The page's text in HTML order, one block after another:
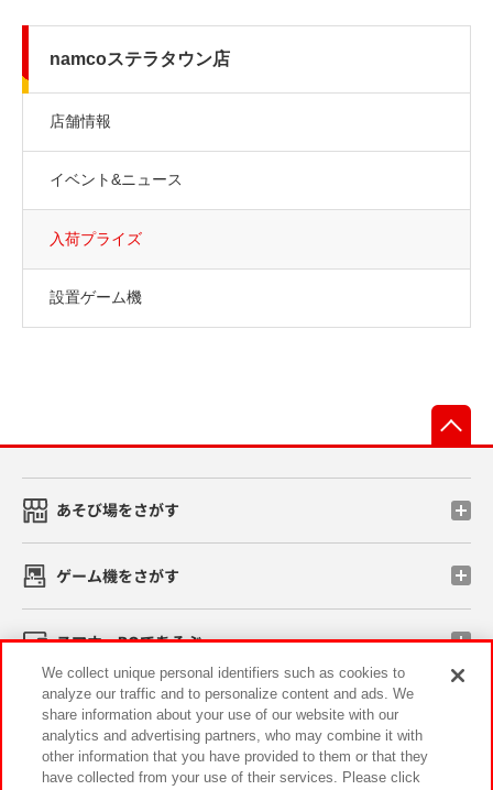
namcoステラタウン店
店舗情報
イベント&ニュース
入荷プライズ
設置ゲーム機
あそび場をさがす
ゲーム機をさがす
スマホ・PCであそぶ
イベント・キャンペーン
We collect unique personal identifiers such as cookies to
analyze our traffic and to personalize content and ads. We
share information about your use of our website with our
analytics and advertising partners, who may combine it with
other information that you have provided to them or that they
have collected from your use of their services. Please click